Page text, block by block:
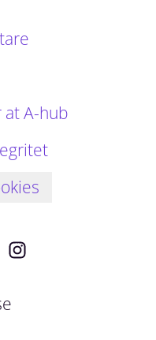
at A-hub